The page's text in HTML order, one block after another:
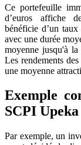
Ce portefeuille
d’euros affiche
bénéficie d’un
avec une durée
moyenne jusqu'à
Les rendements
une moyenne
Exemple
SCPI Upeka
Par exemple, un